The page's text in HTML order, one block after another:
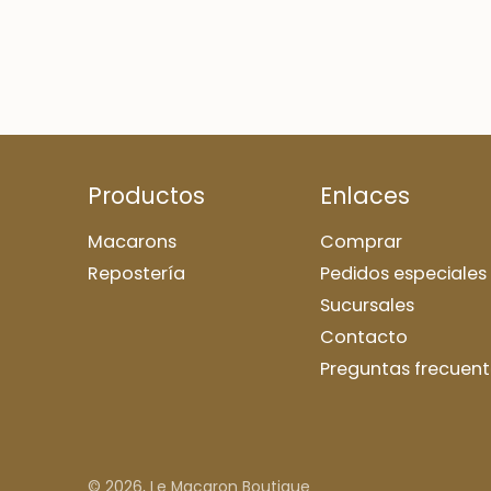
Productos
Macarons
Repostería
Enlaces
Comprar
Pedidos especiales
Sucursales
Contacto
Preguntas